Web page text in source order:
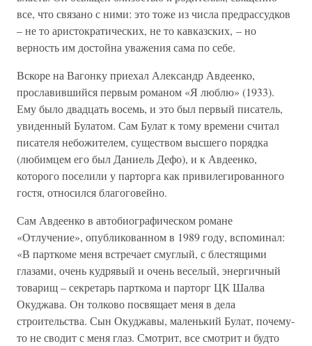
все, что связано с ними: это тоже из числа предрассудков
– не то аристократических, не то кавказских, – но
верность им достойна уважения сама по себе.
Вскоре на Вагонку приехал Александр Авдеенко,
прославившийся первым романом «Я люблю» (1933).
Ему было двадцать восемь, и это был первый писатель,
увиденный Булатом. Сам Булат к тому времени считал
писателя небожителем, существом высшего порядка
(любимцем его был Даниель Дефо), и к Авдеенко,
которого поселили у парторга как привилегированного
гостя, относился благоговейно.
Сам Авдеенко в автобиографическом романе
«Отлучение», опубликованном в 1989 году, вспоминал:
«В парткоме меня встречает смуглый, с блестящими
глазами, очень кудрявый и очень веселый, энергичный
товарищ – секретарь парткома и парторг ЦК Шалва
Окуджава. Он толково посвящает меня в дела
строительства. Сын Окуджавы, маленький Булат, почему-
то не сводит с меня глаз. Смотрит, все смотрит и будто